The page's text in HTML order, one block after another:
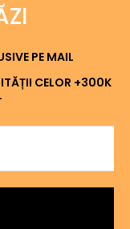
PE MAIL
CELOR +300K